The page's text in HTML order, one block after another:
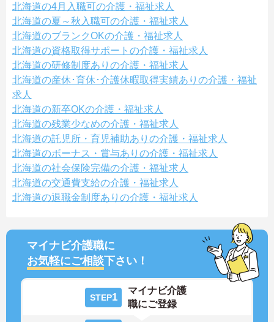
北海道の4月入職可の介護・福祉求人
北海道の夏～秋入職可の介護・福祉求人
北海道のブランクOKの介護・福祉求人
北海道の資格取得サポートの介護・福祉求人
北海道の研修制度ありの介護・福祉求人
北海道の産休･育休･介護休暇取得実績ありの介護・福祉
求人
北海道の新卒OKの介護・福祉求人
北海道の残業少なめの介護・福祉求人
北海道の託児所・育児補助ありの介護・福祉求人
北海道のボーナス・賞与ありの介護・福祉求人
北海道の社会保険完備の介護・福祉求人
北海道の交通費支給の介護・福祉求人
北海道の退職金制度ありの介護・福祉求人
マイナビ介護職に
お気軽にご相談下さい！
STEP1
マイナビ介護
職にご登録